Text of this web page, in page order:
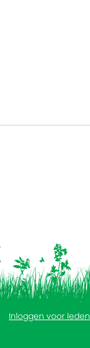
Inloggen voor leden